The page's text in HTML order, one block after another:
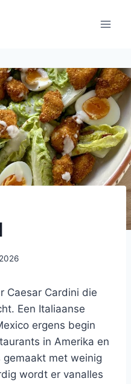
Caesar Cardini die
Een Italiaanse
ergens begin
in Amerika en
gemaakt met weinig
wordt er vanalles